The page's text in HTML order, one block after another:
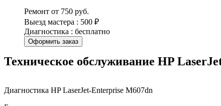
Ремонт от 750 руб.
Выезд мастера : 500 ₽
Диагностика : бесплатно
Оформить заказ
Техническое обслуживание HP
Диагностика HP LaserJet-Enterprise M607dn